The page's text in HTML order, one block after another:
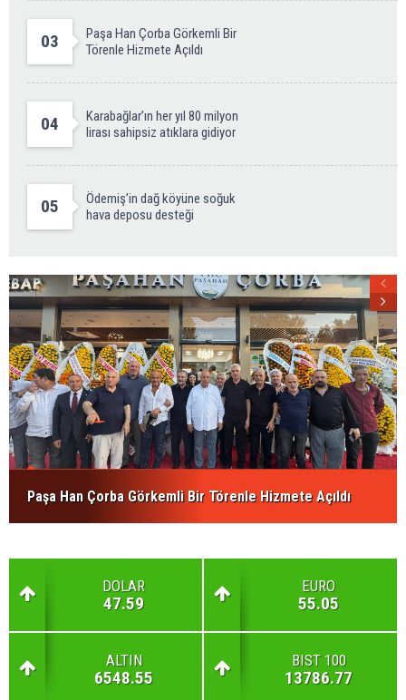
03
Paşa Han Çorba Görkemli Bir
Törenle Hizmete Açıldı
04
Karabağlar’ın her yıl 80 milyon
lirası sahipsiz atıklara gidiyor
05
Ödemiş’in dağ köyüne soğuk
hava deposu desteği
Paşa Han Çorba Görkemli Bir Törenle Hizmete Açıldı
DOLAR
47.59
EURO
55.05
ALTIN
6548.55
BIST 100
13786.77